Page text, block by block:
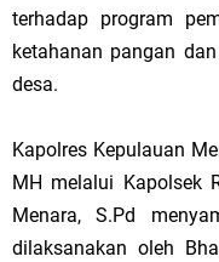
terhadap program
ketahanan pangan
desa.
Kapolres Kepulauan
MH melalui Kapolsek
Menara, S.Pd
dilaksanakan oleh